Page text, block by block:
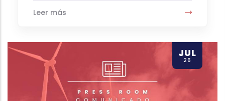
Leer más
JUL
26